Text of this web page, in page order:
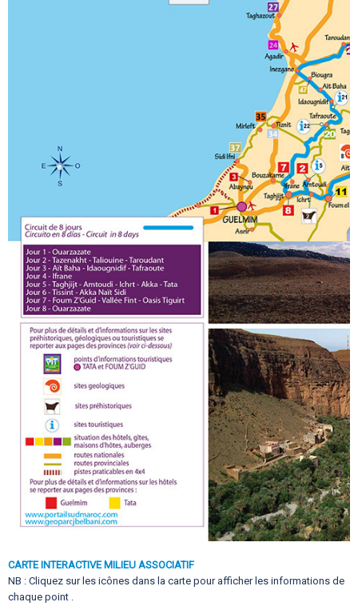
Evenements
Contact
CARTE INTERACTIVE MILIEU ASSOCIATIF
NB : Cliquez sur les icônes dans la carte pour afficher les informations de
chaque point .